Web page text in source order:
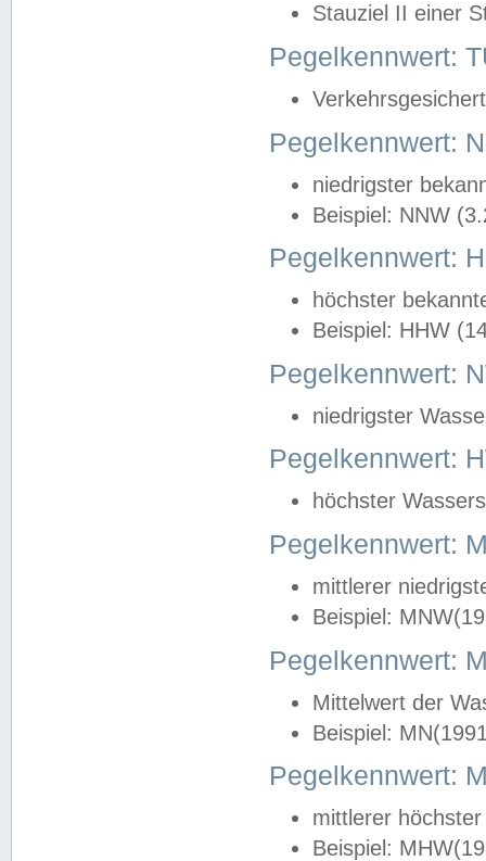
Stauziel II einer
Pegelkennwert:
Pegelkennwert:
niedrigster
Beispiel: NNW
Pegelkennwert:
höchster
Beispiel: HHW
Pegelkennwert:
niedrigster
Pegelkennwert:
höchster
Pegelkennwert:
mittlerer
Beispiel:
Pegelkennwert:
Mittelwert der
Beispiel:
Pegelkennwert:
mittlerer
Beispiel: